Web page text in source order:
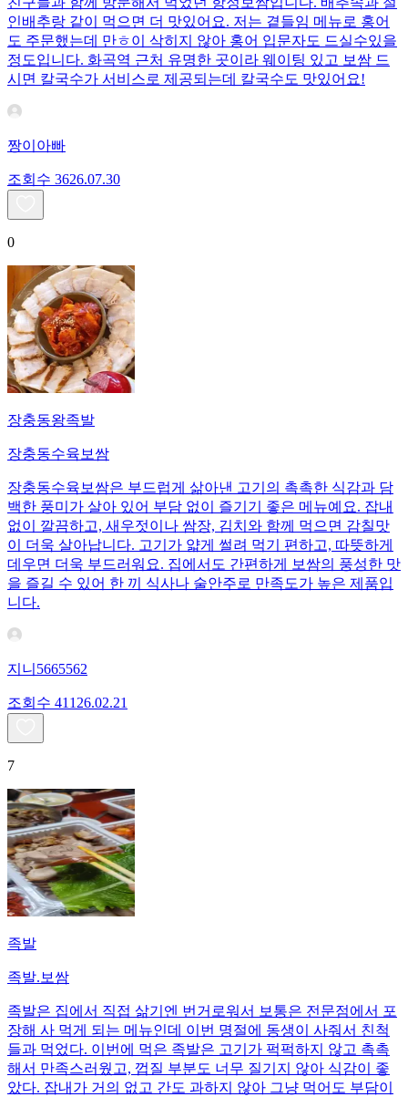
인배추랑 같이 먹으면 더 맛있어요. 저는 곁들임 메뉴로 홍어
도 주문했는데 만ㅎ이 삭히지 않아 홍어 입문자도 드실수있을
정도입니다. 화곡역 근처 유명한 곳이라 웨이팅 있고 보쌈 드
시면 칼국수가 서비스로 제공되는데 칼국수도 맛있어요!
짱이아빠
조회수 3626.07.30
0
장충동왕족발
장충동수육보쌈
장충동수육보쌈은 부드럽게 삶아낸 고기의 촉촉한 식감과 담
백한 풍미가 살아 있어 부담 없이 즐기기 좋은 메뉴예요. 잡내
없이 깔끔하고, 새우젓이나 쌈장, 김치와 함께 먹으면 감칠맛
이 더욱 살아납니다. 고기가 얇게 썰려 먹기 편하고, 따뜻하게
데우면 더욱 부드러워요. 집에서도 간편하게 보쌈의 풍성한 맛
을 즐길 수 있어 한 끼 식사나 술안주로 만족도가 높은 제품입
니다.
지니5665562
조회수 411 26.02.21
7
족발
족발.보쌈
족발은 집에서 직접 삶기엔 번거로워서 보통은 전문점에서 포
장해 사 먹게 되는 메뉴인데 이번 명절에 동생이 사줘서 친척
들과 먹었다. 이번에 먹은 족발은 고기가 퍽퍽하지 않고 촉촉
해서 만족스러웠고, 껍질 부분도 너무 질기지 않아 식감이 좋
았다. 잡내가 거의 없고 간도 과하지 않아 그냥 먹어도 부담이